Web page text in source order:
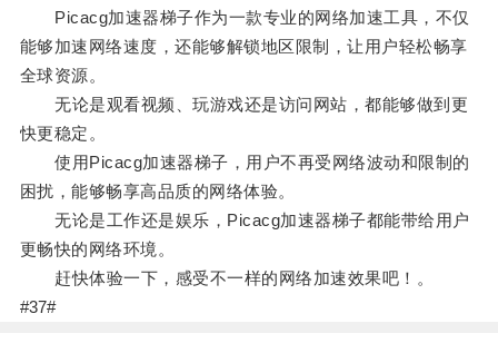
Picacg加速器梯子作为一款专业的网络加速工具，不仅
能够加速网络速度，还能够解锁地区限制，让用户轻松畅享
全球资源。
无论是观看视频、玩游戏还是访问网站，都能够做到更
快更稳定。
使用Picacg加速器梯子，用户不再受网络波动和限制的
困扰，能够畅享高品质的网络体验。
无论是工作还是娱乐，Picacg加速器梯子都能带给用户
更畅快的网络环境。
赶快体验一下，感受不一样的网络加速效果吧！。
#37#